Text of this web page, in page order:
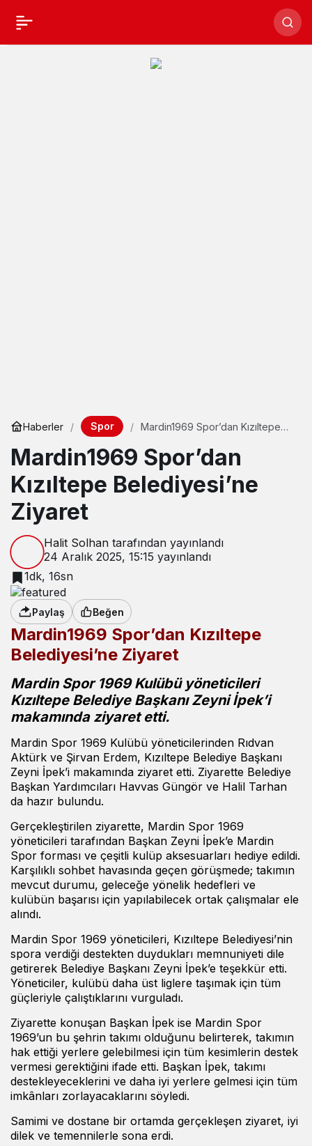
Haberler Spor
Mardin1969 Spor’dan Kızıltepe
Mardin1969 Spor’dan
Kızıltepe Belediyesi’ne
Ziyaret
Halit Solhan tarafından yayınlandı
24 Aralık 2025, 15:15 yayınlandı
1dk, 16sn
Paylaş Beğen
Mardin1969 Spor’dan Kızıltepe
Belediyesi’ne Ziyaret
Mardin Spor 1969 Kulübü yöneticileri
Kızıltepe Belediye Başkanı Zeyni İpek’i
makamında ziyaret etti.
Mardin Spor 1969 Kulübü yöneticilerinden Rıdvan
Aktürk ve Şirvan Erdem, Kızıltepe Belediye Başkanı
Zeyni İpek’i makamında ziyaret etti. Ziyarette Belediye
Başkan Yardımcıları Havvas Güngör ve Halil Tarhan
da hazır bulundu.
Gerçekleştirilen ziyarette, Mardin Spor 1969
yöneticileri tarafından Başkan Zeyni İpek’e Mardin
Spor forması ve çeşitli kulüp aksesuarları hediye edildi.
Karşılıklı sohbet havasında geçen görüşmede; takımın
mevcut durumu, geleceğe yönelik hedefleri ve
kulübün başarısı için yapılabilecek ortak çalışmalar ele
alındı.
Mardin Spor 1969 yöneticileri, Kızıltepe Belediyesi’nin
spora verdiği destekten duydukları memnuniyeti dile
getirerek Belediye Başkanı Zeyni İpek’e teşekkür etti.
Yöneticiler, kulübü daha üst liglere taşımak için tüm
güçleriyle çalıştıklarını vurguladı.
Ziyarette konuşan Başkan İpek ise Mardin Spor
1969’un bu şehrin takımı olduğunu belirterek, takımın
hak ettiği yerlere gelebilmesi için tüm kesimlerin destek
vermesi gerektiğini ifade etti. Başkan İpek, takımı
destekleyeceklerini ve daha iyi yerlere gelmesi için tüm
imkânları zorlayacaklarını söyledi.
Samimi ve dostane bir ortamda gerçekleşen ziyaret, iyi
dilek ve temennilerle sona erdi.